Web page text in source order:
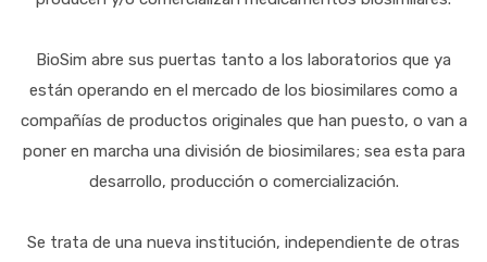
BioSim abre sus puertas tanto a los laboratorios que ya
están operando en el mercado de los biosimilares como a
compañías de productos originales que han puesto, o van a
poner en marcha una división de biosimilares; sea esta para
desarrollo, producción o comercialización.
Se trata de una nueva institución, independiente de otras